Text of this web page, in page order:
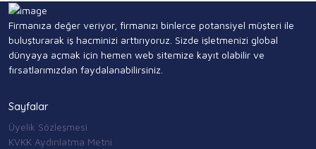
Firmanıza değer veriyor, firmanızı binlerce potansiyel müşteri ile
buluşturarak iş hacminizi arttırıyoruz. Sizde işletmenizi global
dünyaya açmak için hemen web sitemize kayıt olabilir ve
fırsatlarımızdan faydalanabilirsiniz.
Sayfalar
Üyelik Sözleşmesi
KVKK Aydınlatma Metni